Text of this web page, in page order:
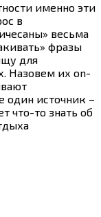
именно эти
в
весьма
фразы
для
Назовем их on-
один источник –
что-то знать об